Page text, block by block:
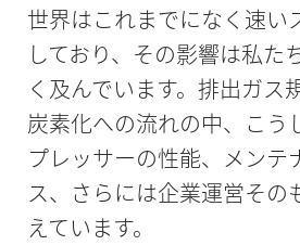
世界はこれまでになく速い
しており、その影響は私た
く及んでいます。排出ガス
炭素化への流れの中、こう
プレッサーの性能、メンテ
ス、さらには企業運営その
えています。